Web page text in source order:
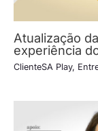
Atualização
experiência
ClienteSA Play,